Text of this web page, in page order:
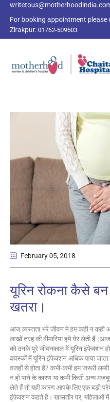
For booking appointment please
Zirakpur: 01762-509503
February 05, 2018
यूरिन रोकना कैसे बन
खतरा।
आज व्यस्तता भरे जीवन मे हम कही न कही
लाखों तरह की बीमारियां हमे घेर लेती
को उनके पूरे जीवनकाल में यूरिन इंफेक्शन
वयस्कों में यूरिन इंफेक्शन अधिक पाया
वजहों से होता है? कभी-कभी हम जरूरी
न हो पाने के कारण या कभी किसी अन्य
लेते हैं तो यही कारण आपके लिए एक बड़ी
इंफेक्शन कहते हैं। खासतौर पर, महिलाओं में